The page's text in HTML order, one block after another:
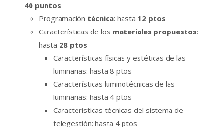
40 puntos
Programación técnica: hasta 12 ptos
Características de los materiales propuestos:
hasta 28 ptos
Características físicas y estéticas de las
luminarias: hasta 8 ptos
Características luminotécnicas de las
luminarias: hasta 4 ptos
Características técnicas del sistema de
telegestión: hasta 4 ptos